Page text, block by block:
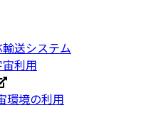
送システム
利用
環境の利用